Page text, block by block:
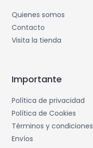
Quienes somos
Contacto
Visita la tienda
Importante
Política de privacidad
Política de Cookies
Términos y condiciones
Envíos